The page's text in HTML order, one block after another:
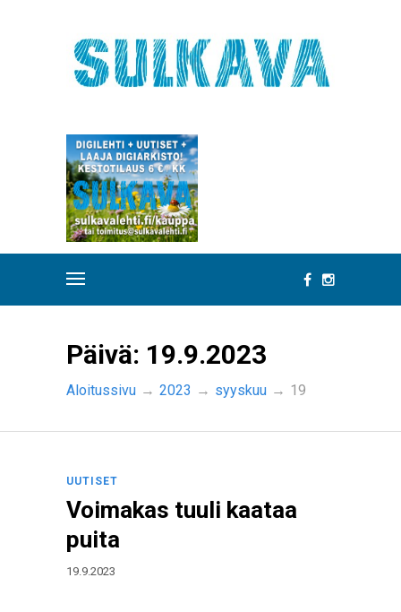
Päivä: 19.9.2023
Aloitussivu → 2023 → syyskuu → 19
UUTISET
Voimakas tuuli kaataa
puita
19.9.2023